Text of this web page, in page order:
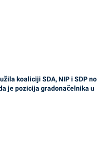
koaliciji SDA, NIP i SDP no
je pozicija gradonačelnika u